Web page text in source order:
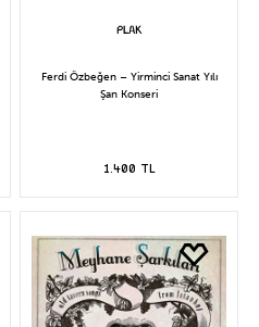
Ferdi Özbeğen – Yirminci Sanat Yılı
Şan Konseri
1.400 TL